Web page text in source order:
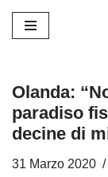
contenuto
Olanda:
paradiso
decine di
31 Marzo 2020